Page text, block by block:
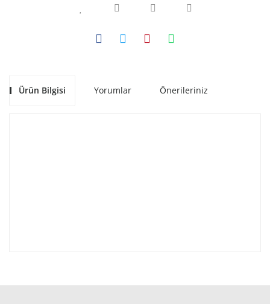
Ürün Bilgisi Yorumlar Önerileriniz